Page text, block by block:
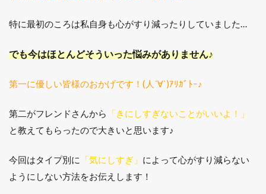
特に最初のころは私自身も心がすり減ったりしていました…
でも今はほとんどそういった悩みがありません♪
第一に優しい皆様のおかげです！(人´∀`)ｱﾘｶﾞﾄｰ♪
第二がフレンドさんから
「きにしすぎないことがいいよ！」
と教えてもらったので大きいと思います♪
今回はタイプ別に 「気にしすぎ」 によって心がすり減らない
ようにしない方法をお伝えします！